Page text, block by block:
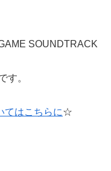
SOUNDTRACK
す。
てはこちらに☆